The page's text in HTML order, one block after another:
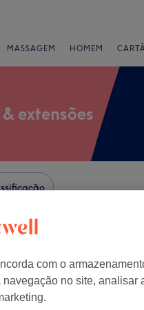
MASSAGEM HOMEM
extensões
+
−
com o
no site, analisar